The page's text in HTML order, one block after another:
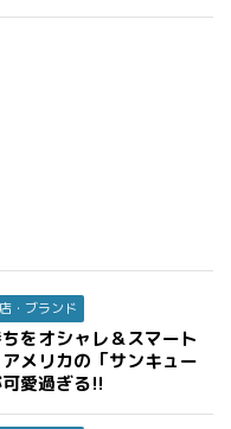
・ブランド
をオシャレ＆スマート
メリカの「サンキュー
愛過ぎる!!